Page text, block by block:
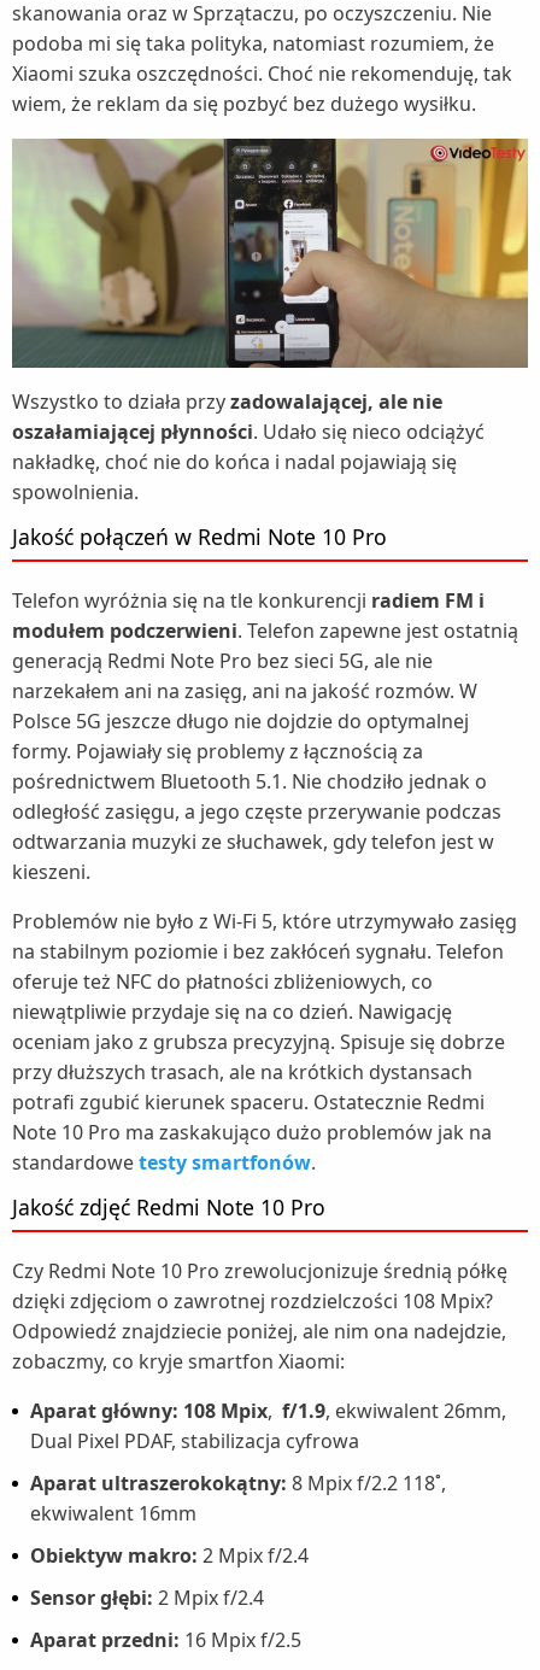
skanowania oraz w Sprzątaczu, po oczyszczeniu. Nie
podoba mi się taka polityka, natomiast rozumiem, że
Xiaomi szuka oszczędności. Choć nie rekomenduję, tak
wiem, że reklam da się pozbyć bez dużego wysiłku.
Wszystko to działa przyzadowalającej, ale nie
oszałamiającej płynności. Udało się nieco odciążyć
nakładkę, choć nie do końca i nadal pojawiają się
spowolnienia.
Jakość połączeń w Redmi Note 10 Pro
Telefon wyróżnia się na tle konkurencji radiem FM i
modułem podczerwieni. Telefon zapewne jest ostatnią
generacją Redmi Note Pro bez sieci 5G, ale nie
narzekałem ani na zasięg, ani na jakość rozmów. W
Polsce 5G jeszcze długo nie dojdzie do optymalnej
formy. Pojawiały się problemy z łącznością za
pośrednictwem Bluetooth 5.1. Nie chodziło jednak o
odległość zasięgu, a jego częste przerywanie podczas
odtwarzania muzyki ze słuchawek, gdy telefon jest w
kieszeni.
Problemów nie było z Wi-Fi 5, które utrzymywało zasięg
na stabilnym poziomie i bez zakłóceń sygnału. Telefon
oferuje też NFC do płatności zbliżeniowych, co
niewątpliwie przydaje się na co dzień. Nawigację
oceniam jako z grubsza precyzyjną. Spisuje się dobrze
przy dłuższych trasach, ale na krótkich dystansach
potrafi zgubić kierunek spaceru. Ostatecznie Redmi
Note 10 Pro ma zaskakująco dużo problemów jak na
standardowetesty smartfonów.
Jakość zdjęć Redmi Note 10 Pro
Czy Redmi Note 10 Pro zrewolucjonizuje średnią półkę
dzięki zdjęciom o zawrotnej rozdzielczości 108 Mpix?
Odpowiedź znajdziecie poniżej, ale nim ona nadejdzie,
zobaczmy, co kryje smartfon Xiaomi:
Aparat główny: 108 Mpix, f/1.9, ekwiwalent 26mm,
Dual Pixel PDAF, stabilizacja cyfrowa
Aparat ultraszerokokątny: 8 Mpix f/2.2 118˚,
ekwiwalent 16mm
Obiektyw makro: 2 Mpix f/2.4
Sensor głębi: 2 Mpix f/2.4
Aparat przedni: 16 Mpix f/2.5